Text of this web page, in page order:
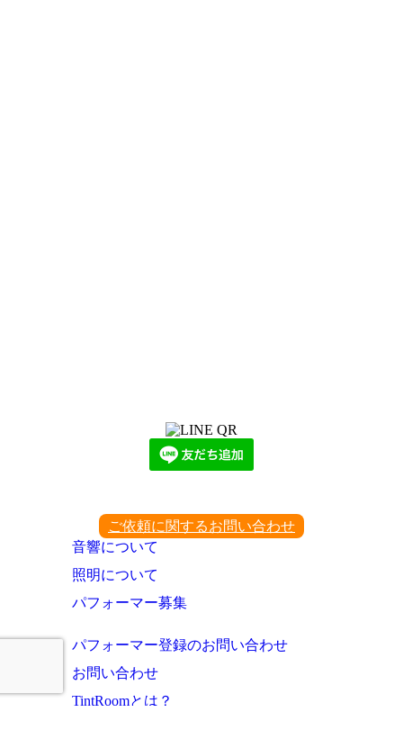
ご依頼に関するお問い合わせ
音響について
照明について
パフォーマー募集
パフォーマー登録のお問い合わせ
お問い合わせ
TintRoomとは？